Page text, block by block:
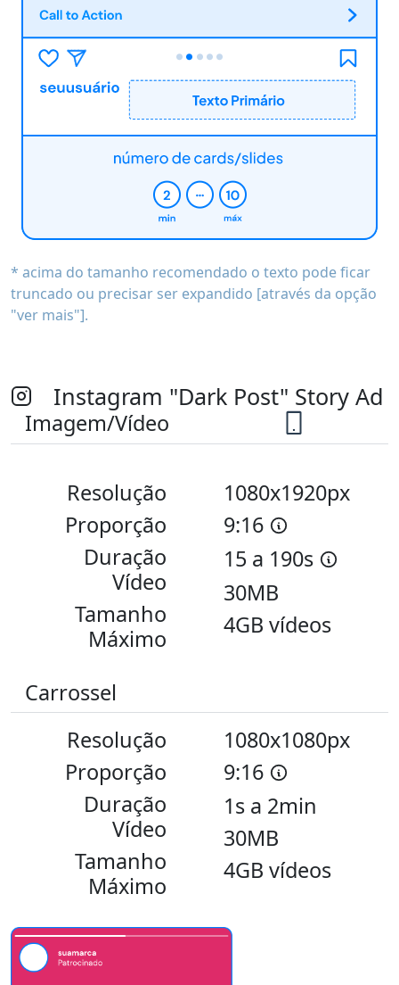
* acima do tamanho recomendado o texto pode ficar
truncado ou precisar ser expandido [através da opção
"ver mais"].
Instagram "Dark Post" Story Ad
Imagem/Vídeo
Resolução
Proporção
Duração
Vídeo
Tamanho
Máximo
1080x1920px
9:16
15 a 190s
30MB
4GB vídeos
Carrossel
Resolução
Proporção
Duração
Vídeo
Tamanho
Máximo
1080x1080px
9:16
1s a 2min
30MB
4GB vídeos